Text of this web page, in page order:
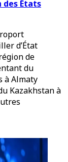
des États
d’État
de
du
à Almaty
Kazakhstan à